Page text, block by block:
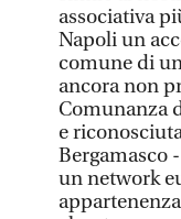
associativa
Napoli un
comune di
ancora non
Comunanza
e
Bergamasco
un network